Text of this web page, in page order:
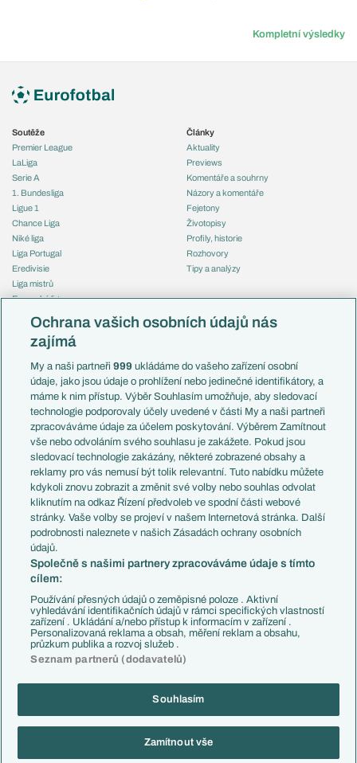
Kompletní výsledky
Soutěže
Premier League
LaLiga
Serie A
1. Bundesliga
Ligue 1
Chance Liga
Niké liga
Liga Portugal
Eredivisie
Liga mistrů
Evropská liga
Mistrovství světa
Liga národů
Témata
Představení týmů MS
EuroSkauting
PL v kostce
Evropské koeficienty
Přestupy
Přestupové spekulace
Zranění
Kluby
Arsenal FC
Chelsea FC
Manchester United
AC Milán
Juventus FC
Bayern Mnichov
FC Barcelona
Real Madrid
Články
Aktuality
Previews
Komentáře a souhrny
Názory a komentáře
Fejetony
Životopisy
Profily, historie
Rozhovory
Tipy a analýzy
Česko
Francie
Itálie
Německo
Španělsko
Argentina
Brazílie
Přestupy
Zápasy
Livescore
Tipovací soutěž
Copyright © 2001-2026 EuroFotbal.cz. Využíváme zpravodajství ČTK.
Informace o zpracování osobních údajů
Ochrana vašich osobních údajů nás
zajímá
My a naši partneři999 ukládáme do vašeho zařízení osobní
údaje, jako jsou údaje o prohlížení nebo jedinečné identifikátory, a
máme k nim přístup. Výběr Souhlasím umožňuje, aby sledovací
technologie podporovaly účely uvedené v části My a naši partneři
zpracováváme údaje za účelem poskytování. Výběrem Zamítnout
vše nebo odvoláním svého souhlasu je zakážete. Pokud jsou
sledovací technologie zakázány, některé zobrazené obsahy a
reklamy pro vás nemusí být tolik relevantní. Tuto nabídku můžete
kdykoli znovu zobrazit a změnit své volby nebo souhlas odvolat
kliknutím na odkaz Řízení předvoleb ve spodní části webové
stránky. Vaše volby se projeví v našem Internetová stránka. Další
podrobnosti naleznete v našich Zásadách ochrany osobních
údajů.
Společně s našimi partnery zpracováváme údaje s tímto
cílem:
Používání přesných údajů o zeměpisné poloze . Aktivní
vyhledávání identifikačních údajů v rámci specifických vlastností
zařízení . Ukládání a/nebo přístup k informacím v zařízení .
Personalizovaná reklama a obsah, měření reklam a obsahu,
průzkum publika a rozvoj služeb .
Seznam partnerů (dodavatelů)
Souhlasím
Zamítnout vše